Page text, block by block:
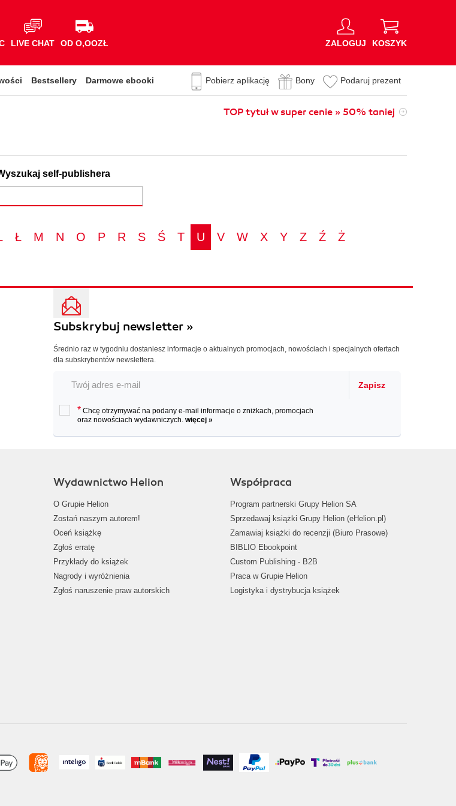
LIVE CHAT OD O,OOZŁ ZALOGUJ KOSZYK
Bestsellery Darmowe ebooki Pobierz aplikację Bony Podaruj prezent
TOP tytuł w super cenie » 50% taniej
self-publishera
Ł M N O P R S Ś T U V W X Y Z Ź Ż
Subskrybuj newsletter »
Średnio raz w tygodniu dostaniesz informacje o aktualnych promocjach, nowościach i specjalnych ofertach
dla subskrybentów newslettera.
Zapisz
* Chcę otrzymywać na podany e-mail informacje o zniżkach, promocjach
oraz nowościach wydawniczych. więcej »
Wydawnictwo Helion
O Grupie Helion
Zostań naszym autorem!
Oceń książkę
Zgłoś erratę
Przykłady do książek
Nagrody i wyróżnienia
Zgłoś naruszenie praw autorskich
Współpraca
Program partnerski Grupy Helion SA
Sprzedawaj książki Grupy Helion (eHelion.pl)
Zamawiaj książki do recenzji (Biuro Prasowe)
BIBLIO Ebookpoint
Custom Publishing - B2B
Praca w Grupie Helion
Logistyka i dystrybucja książek